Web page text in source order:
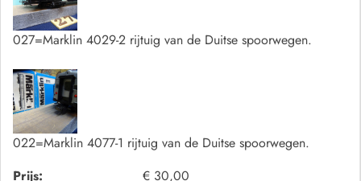
027=Marklin 4029-2 rijtuig van de Duitse spoorwegen.
022=Marklin 4077-1 rijtuig van de Duitse spoorwegen.
Prijs:
€ 30,00